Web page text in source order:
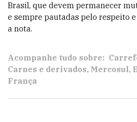
Brasil, que devem permanecer
e sempre pautadas pelo respeito
a nota.
Acompanhe tudo sobre:
Carnes e derivados Mercosul
França